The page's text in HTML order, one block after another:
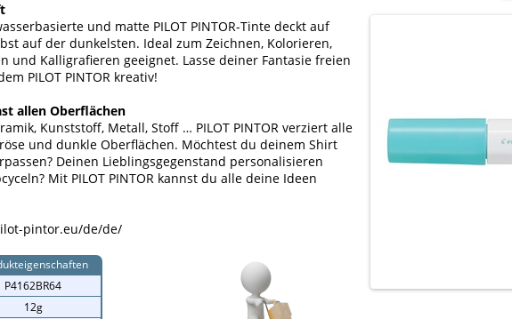
und matte PILOT PINTOR-Tinte deckt auf
auf der dunkelsten. Ideal zum Zeichnen, Kolorieren,
und Kalligrafieren geeignet. Lasse deiner Fantasie freien
PILOT PINTOR kreativ!
allen Oberflächen
Kunststoff, Metall, Stoff … PILOT PINTOR verziert alle
und dunkle Oberflächen. Möchtest du deinem Shirt
Deinen Lieblingsgegenstand personalisieren
Mit PILOT PINTOR kannst du alle deine Ideen
pintor.eu/de/de/
P4162BR64
12g